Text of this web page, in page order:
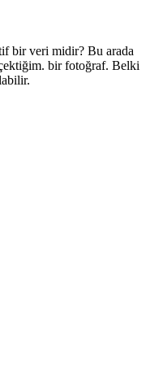
bir veri midir? Bu arada
çektiğim. bir fotoğraf. Belki